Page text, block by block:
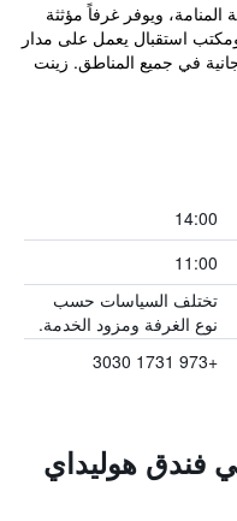
ويوفر غرفاً مؤثثة
ومكتب استقبال يعمل على مدار
في جميع المناطق. زينت
14:00
11:00
تختلف السياسات حسب
نوع الغرفة ومزود الخدمة.
+973 1731 3030
فندق هوليداي